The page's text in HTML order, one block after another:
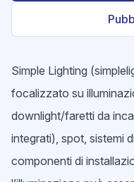
Simple Lighting
focalizzato su
downlight/faretti da
integrati), spot, sistemi
componenti di